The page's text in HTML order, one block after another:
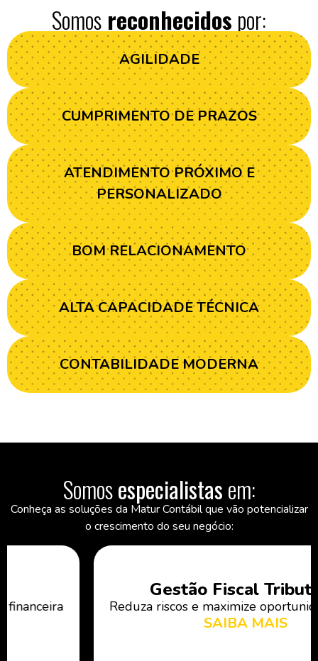
Somos reconhecidos por:
AGILIDADE
CUMPRIMENTO DE PRAZOS
ATENDIMENTO PRÓXIMO E
PERSONALIZADO
BOM RELACIONAMENTO
ALTA CAPACIDADE TÉCNICA
CONTABILIDADE MODERNA
Somosespecialistasem:
Conheça as soluções da Matur Contábil que vão potencializar
o crescimento do seu negócio:
Gestão Fiscal Tributária
Reduza riscos e maximize oportunidades fiscais.